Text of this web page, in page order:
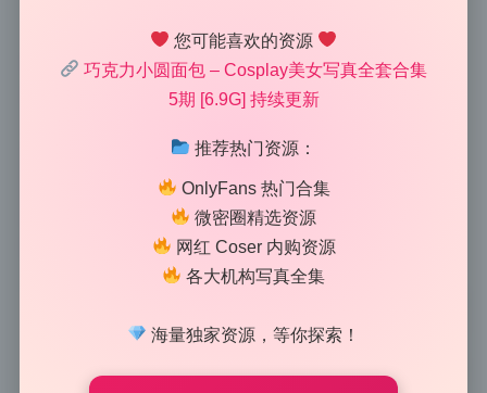
看着这套图，我大概能想象出拍摄时的场景——窗户在
左边，右前方放了块反光板。模特侧身坐在矮凳上，巧
在面包表面镀上一层柔和的亮面。摄影师半蹲着，镜头
轻微仰起，把模特下巴和锁骨的光影收进画框。整个画
面暖融融的，连空气里都像飘着烘焙的焦糖味，这就是
典型的美女写真现场，没有多余的摆设，全靠自然光和
一块反光板撑起情绪。
您可能喜欢的资源
巧克力小圆面包 – Cosplay美女写真全套合集
5期 [6.9G] 持续更新
推荐热门资源：
OnlyFans 热门合集
微密圈精选资源
网红 Coser 内购资源
各大机构写真全集
海量独家资源，等你探索！